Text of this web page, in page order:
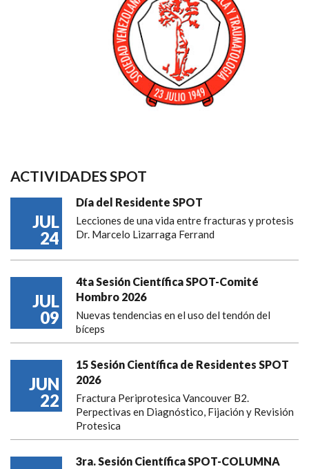
ACTIVIDADES SPOT
JUL
24
Día del Residente SPOT
Lecciones de una vida entre fracturas y protesis
Dr. Marcelo Lizarraga Ferrand
JUL
09
4ta Sesión Científica SPOT-Comité
Hombro 2026
Nuevas tendencias en el uso del tendón del
bíceps
JUN
22
15 Sesión Científica de Residentes SPOT
2026
Fractura Periprotesica Vancouver B2.
Perpectivas en Diagnóstico, Fijación y Revisión
Protesica
3ra. Sesión Científica SPOT-COLUMNA